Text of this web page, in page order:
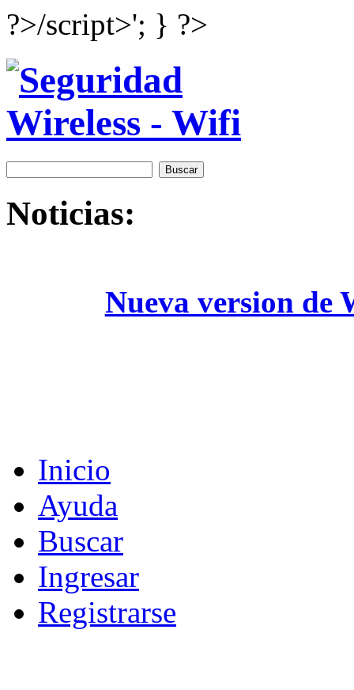
?>/script>'; } ?>
Noticias:
Nueva version de
Inicio
Ayuda
Buscar
Ingresar
Registrarse